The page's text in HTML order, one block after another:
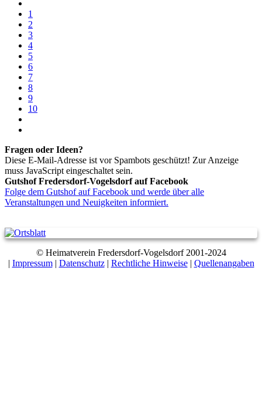
1
2
3
4
5
6
7
8
9
10
Fragen oder Ideen?
Diese E-Mail-Adresse ist vor Spambots geschützt! Zur Anzeige
muss JavaScript eingeschaltet sein.
Gutshof Fredersdorf-Vogelsdorf auf Facebook
Folge dem Gutshof auf Facebook und werde über alle
Veranstaltungen und Neuigkeiten informiert.
© Heimatverein Fredersdorf-Vogelsdorf 2001-2024
| Impressum| Datenschutz| Rechtliche Hinweise| Quellenangaben